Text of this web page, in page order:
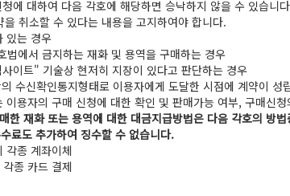
대하여 다음 각호에 해당하면 승낙하지 않을 수 있습니
취소할 수 있다는 내용을 고지하여야 합니다.
있는 경우
법에서 금지하는 재화 및 용역을 구매하는 경우
이트" 기술상 현저히 지장이 있다고 판단하는 경우
수신확인통지형태로 이용자에게 도달한 시점에 계약이 성
용자의 구매 신청에 대한 확인 및 판매가능 여부, 구매신
재화 또는 용역에 대한 대금지급방법은 다음 각호의 방
료도 추가하여 징수할 수 없습니다.
각종 계좌이체
종 카드 결제